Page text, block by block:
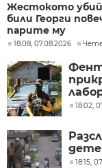
Жестокото
били Георги
парите му
18:08, 07.08.2026 Чете
18:02,
дете
18:15,